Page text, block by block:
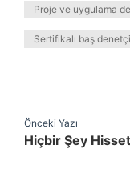
Proje ve uygulama
Sertifikalı baş
Önceki Yazı
Hiçbir Şey